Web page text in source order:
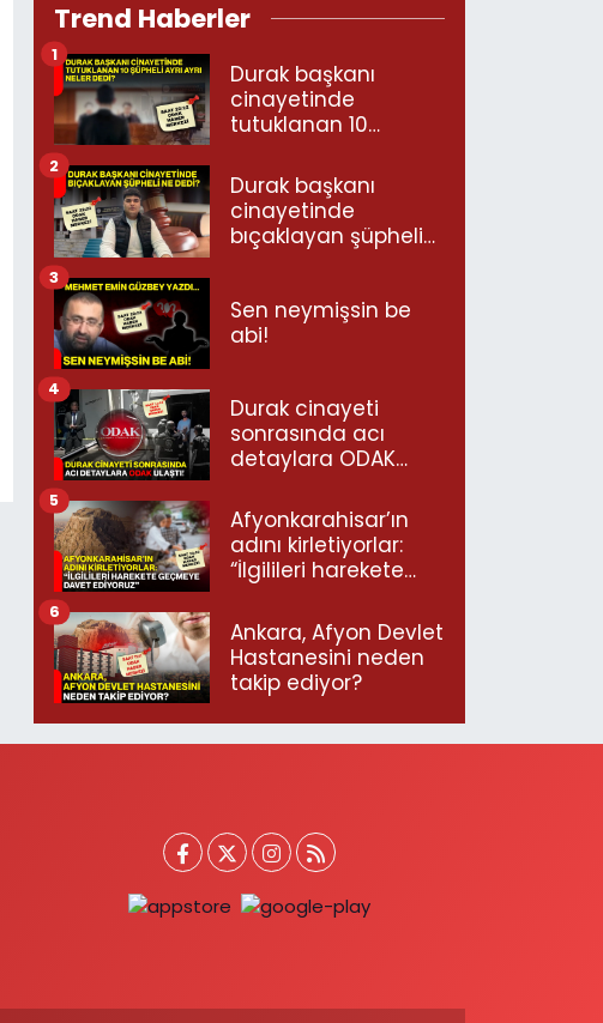
Trend Haberler
Durak başkanı
cinayetinde
tutuklanan 10
neler dedi?
1
Durak başkanı
cinayetinde
bıçaklayan şüpheli
2
Sen neymişsin be
abi!
3
Durak cinayeti
sonrasında acı
detaylara ODAK
4
Afyonkarahisar’ın
adını kirletiyorlar:
“İlgilileri harekete
ediyoruz”
5
Ankara, Afyon Devlet
Hastanesini neden
takip ediyor?
6